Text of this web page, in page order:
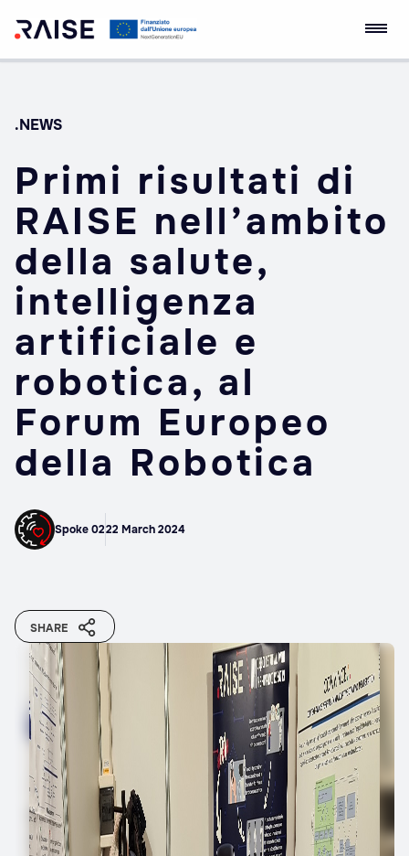
Skip
Empowerment
.NEWS
Primi risultati di
RAISE nell’ambito
della salute,
intelligenza
artificiale e
robotica, al
Forum Europeo
della Robotica
Spoke 0222 March 2024
SHARE